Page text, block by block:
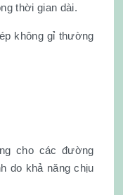
thời gian dài.
không gỉ thường
cho các đường
do khả năng chịu